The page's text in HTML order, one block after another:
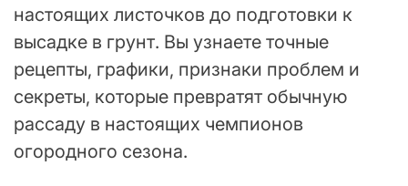
настоящих листочков до подготовки к
высадке в грунт. Вы узнаете точные
рецепты, графики, признаки проблем и
секреты, которые превратят обычную
рассаду в настоящих чемпионов
огородного сезона.